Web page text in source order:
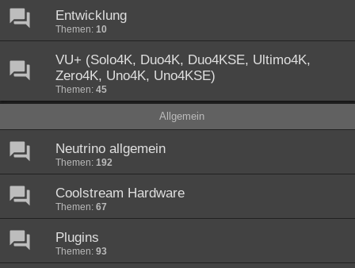
Entwicklung
Themen: 10
VU+ (Solo4K, Duo4K, Duo4KSE, Ultimo4K,
Zero4K, Uno4K, Uno4KSE)
Themen: 45
Allgemein
Neutrino allgemein
Themen: 192
Coolstream Hardware
Themen: 67
Plugins
Themen: 93